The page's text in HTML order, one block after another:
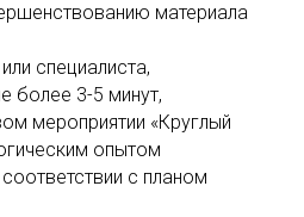
материала
специалиста,
более 3-5 минут,
мероприятии «Круглый
опытом
с планом